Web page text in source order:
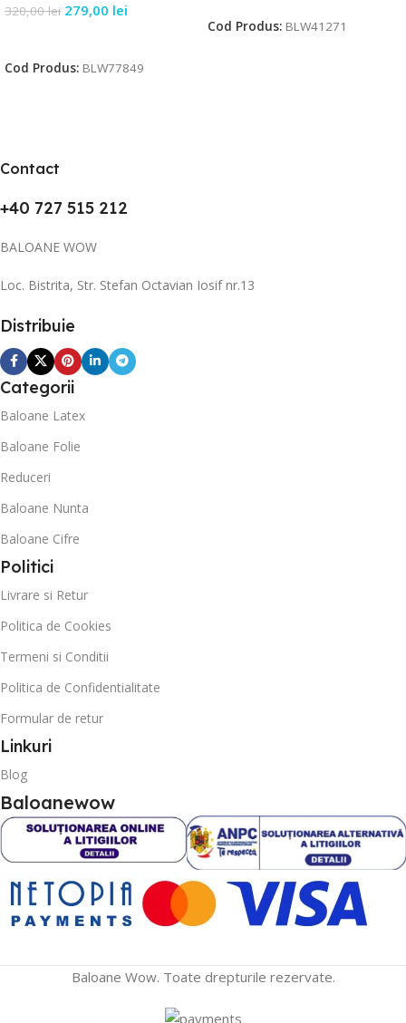
320,00lei 279,00 lei
Cod Produs: BLW77849
Cod Produs: BLW41271
Contact
+40 727 515 212
BALOANE WOW
Loc. Bistrita, Str. Stefan Octavian Iosif nr.13
Distribuie
Categorii
Baloane Latex
Baloane Folie
Reduceri
Baloane Nunta
Baloane Cifre
Politici
Livrare si Retur
Politica de Cookies
Termeni si Conditii
Politica de Confidentialitate
Formular de retur
Linkuri
Blog
Baloanewow
Baloane Wow. Toate drepturile rezervate.